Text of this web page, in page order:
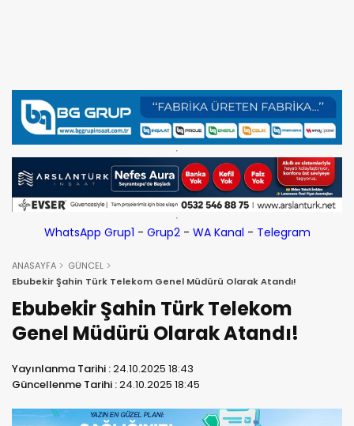
WhatsApp Grup1 - Grup2- WA Kanal - Telegram
ANASAYFA
GÜNCEL
Ebubekir Şahin Türk Telekom Genel Müdürü Olarak Atandı!
Ebubekir Şahin Türk Telekom
Genel Müdürü Olarak Atandı!
Yayınlanma Tarihi :24.10.2025 18:43
Güncellenme Tarihi :24.10.2025 18:45